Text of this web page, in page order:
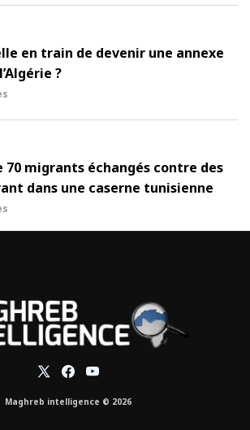
en train de devenir une annexe
?
70 migrants échangés contre des
dans une caserne tunisienne
Maghreb intelligence © 2026